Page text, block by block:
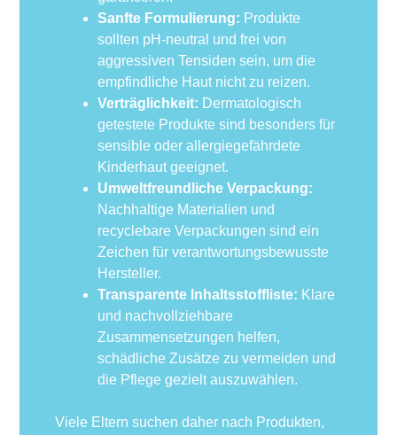
Sanfte Formulierung: Produkte
sollten pH-neutral und frei von
aggressiven Tensiden sein, um die
empfindliche Haut nicht zu reizen.
Verträglichkeit: Dermatologisch
getestete Produkte sind besonders für
sensible oder allergiegefährdete
Kinderhaut geeignet.
Umweltfreundliche Verpackung:
Nachhaltige Materialien und
recyclebare Verpackungen sind ein
Zeichen für verantwortungsbewusste
Hersteller.
Transparente Inhaltsstoffliste: Klare
und nachvollziehbare
Zusammensetzungen helfen,
schädliche Zusätze zu vermeiden und
die Pflege gezielt auszuwählen.
Viele Eltern suchen daher nach Produkten,